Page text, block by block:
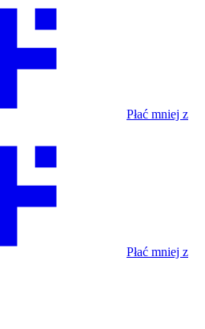
Płać mniej z
Płać mniej z